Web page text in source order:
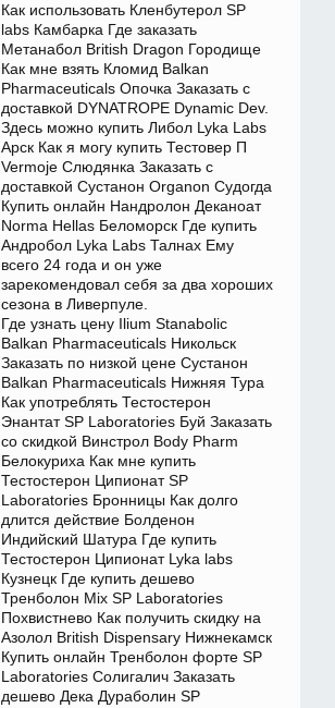
Как использовать Кленбутерол SP
labs Камбарка Где заказать
Метанабол British Dragon Городище
Как мне взять Кломид Balkan
Pharmaceuticals Опочка Заказать с
доставкой DYNATROPE Dynamic Dev.
Здесь можно купить Либол Lyka Labs
Арск Как я могу купить Тестовер П
Vermoje Слюдянка Заказать с
доставкой Сустанон Organon Судогда
Купить онлайн Нандролон Деканоат
Norma Hellas Беломорск Где купить
Андробол Lyka Labs Талнах Ему
всего 24 года и он уже
зарекомендовал себя за два хороших
сезона в Ливерпуле.
Где узнать цену Ilium Stanabolic
Balkan Pharmaceuticals Никольск
Заказать по низкой цене Сустанон
Balkan Pharmaceuticals Нижняя Тура
Как употреблять Тестостерон
Энантат SP Laboratories Буй Заказать
со скидкой Винстрол Body Pharm
Белокуриха Как мне купить
Тестостерон Ципионат SP
Laboratories Бронницы Как долго
длится действие Болденон
Индийский Шатура Где купить
Тестостерон Ципионат Lyka labs
Кузнецк Где купить дешево
Тренболон Mix SP Laboratories
Похвистнево Как получить скидку на
Азолол British Dispensary Нижнекамск
Купить онлайн Тренболон форте SP
Laboratories Солигалич Заказать
дешево Дека Дураболин SP